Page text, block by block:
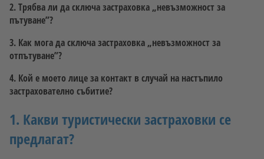
2. Трябва ли да сключа застраховка „невъзможност за
пътуване”?
3. Как мога да сключа застраховка „невъзможност за
отпътуване”?
4. Кой е моето лице за контакт в случай на настъпило
застрахователно събитие?
1. Какви туристически застраховки се
предлагат?